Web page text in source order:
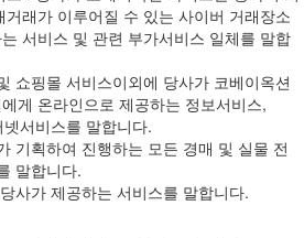
래가 이루어질 수 있는 사이버 거래장소
서비스 및 관련 부가서비스 일체를 말합
쇼핑몰 서비스이외에 당사가 코베이옥션
게 온라인으로 제공하는 정보서비스,
서비스를 말합니다.
기획하여 진행하는 모든 경매 및 실물 전
말합니다.
사가 제공하는 서비스를 말합니다.